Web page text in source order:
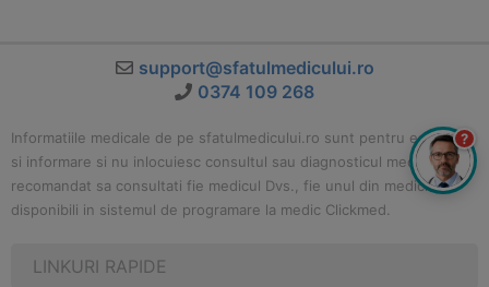
support@sfatulmedicului.ro
0374 109 268
Informatiile medicale de pe sfatulmedicului.ro sunt pentru educatie
si informare si nu inlocuiesc consultul sau diagnosticul medical. Este
recomandat sa consultati fie medicul Dvs., fie unul din medicii
disponibili in sistemul de programare la medic Clickmed.
LINKURI RAPIDE
?